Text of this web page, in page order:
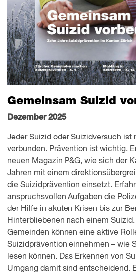
Gemeinsam Suizid
Dezember 2025
Jeder Suizid oder Suizidversuch ist
verbunden. Prävention ist wichtig.
neuen Magazin P&G, wie sich der
Jahren mit einem
die Suizidprävention einsetzt.
anspruchsvollen Aufgaben die
der Hilfe in akuten Krisen bis zur
Hinterbliebenen nach einem
Gemeinden können eine aktive
Suizidprävention einnehmen – wie
lesen können. Das Erkennen von
Umgang damit sind entscheidend.